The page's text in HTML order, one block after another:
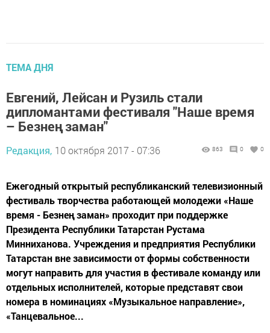
ТЕМА ДНЯ
Евгений, Лейсан и Рузиль стали
дипломантами фестиваля "Наше время
– Безнең заман"
Редакция, 10 октября 2017 - 07:36 863 0 0
Ежегодный открытый республиканский телевизионный
фестиваль творчества работающей молодежи «Наше
время - Безнең заман» проходит при поддержке
Президента Республики Татарстан Рустама
Минниханова. Учреждения и предприятия Республики
Татарстан вне зависимости от формы собственности
могут направить для участия в фестивале команду или
отдельных исполнителей, которые представят свои
номера в номинациях «Музыкальное направление»,
«Танцевальное...